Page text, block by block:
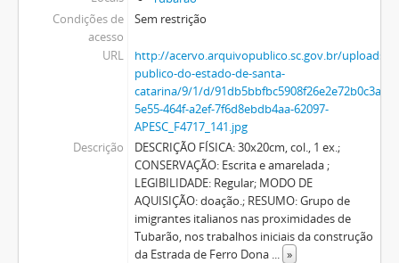
Condições de
acesso
Sem restrição
URL
http://acervo.arquivopublico.sc.gov.br/uploads/
publico-do-estado-de-santa-
catarina/9/1/d/
5e55-464f-a2ef-7f6d8ebdb4aa-62097-
APESC_F4717_141.jpg
Descrição
DESCRIÇÃO FÍSICA: 30x20cm, col., 1 ex.;
CONSERVAÇÃO: Escrita e amarelada ;
LEGIBILIDADE: Regular; MODO DE
AQUISIÇÃO: doação.; RESUMO: Grupo de
imigrantes italianos nas proximidades de
Tubarão, nos trabalhos iniciais da construção
da Estrada de Ferro Dona
»